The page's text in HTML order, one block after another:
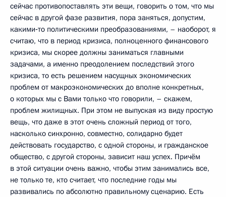
сейчас противопоставлять эти вещи, говорить о том, что мы
сейчас в другой фазе развития, пора заняться, допустим,
какими‑то политическими преобразованиями, – наоборот, я
считаю, что в период кризиса, полноценного финансового
кризиса, мы скорее должны заниматься главными
задачами, а именно преодолением последствий этого
кризиса, то есть решением насущных экономических
проблем от макроэкономических до вполне конкретных,
о которых мы с Вами только что говорили, – скажем,
проблем жилищных. При этом не выпуская из виду простую
вещь, что даже в этот очень сложный период от того,
насколько синхронно, совместно, солидарно будет
действовать государство, с одной стороны, и гражданское
общество, с другой стороны, зависит наш успех. Причём
в этой ситуации очень важно, чтобы этим занимались все,
не только те, кто считает, что последние годы мы
развивались по абсолютно правильному сценарию. Есть